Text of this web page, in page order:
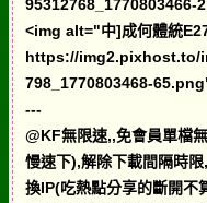
95312768_1770803466-
<img alt="中]成何體統
https://img2.pixhost.to/
798_1770803468-
---
@KF無限速,,免會員單檔
慢速下),解除下載間隔時
換IP(吃熱點分享的斷開不